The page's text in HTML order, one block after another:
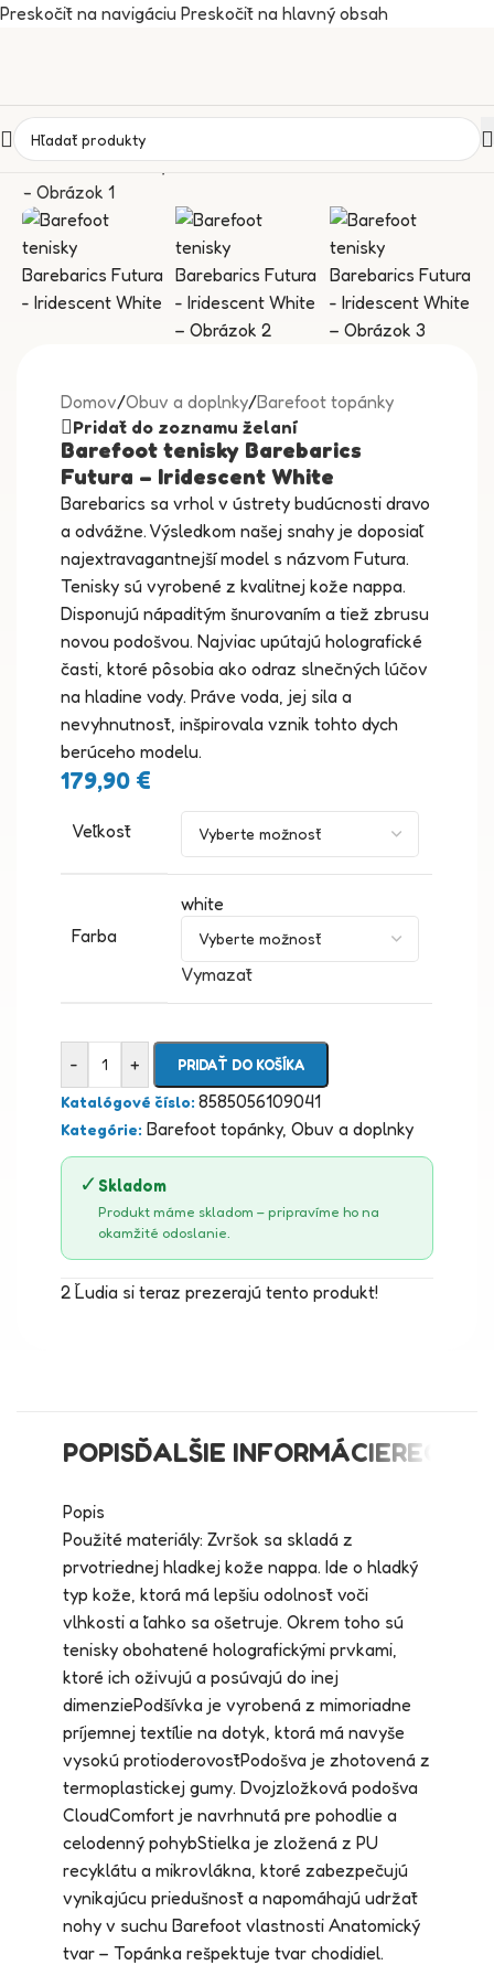
Preskočiť na navigáciu Preskočiť na hlavný obsah
Domov/Obuv a doplnky/Barefoot topánky
Pridať do zoznamu želaní
Barefoot tenisky Barebarics
Futura – Iridescent White
Barebarics sa vrhol v ústrety budúcnosti dravo
a odvážne. Výsledkom našej snahy je doposiaľ
najextravagantnejší model s názvom Futura.
Tenisky sú vyrobené z kvalitnej kože nappa.
Disponujú nápaditým šnurovaním a tiež zbrusu
novou podošvou. Najviac upútajú holografické
časti, ktoré pôsobia ako odraz slnečných lúčov
na hladine vody. Práve voda, jej sila a
nevyhnutnosť, inšpirovala vznik tohto dych
berúceho modelu.
179,90 €
Veľkosť
Farba
white
Vymazať
- + PRIDAŤ DO KOŠÍKA
Katalógové číslo: 8585056109041
Kategórie: Barefoot topánky, Obuv a doplnky
✓ Skladom
Produkt máme skladom – pripravíme ho na
okamžité odoslanie.
2 Ľudia si teraz prezerajú tento produkt!
POPISĎALŠIE INFORMÁCIE
Popis
Použité materiály: Zvršok sa skladá z
prvotriednej hladkej kože nappa. Ide o hladký
typ kože, ktorá má lepšiu odolnosť voči
vlhkosti a ľahko sa ošetruje. Okrem toho sú
tenisky obohatené holografickými prvkami,
ktoré ich oživujú a posúvajú do inej
dimenziePodšívka je vyrobená z mimoriadne
príjemnej textílie na dotyk, ktorá má navyše
vysokú protioderovosťPodošva je zhotovená z
termoplastickej gumy. Dvojzložková podošva
CloudComfort je navrhnutá pre pohodlie a
celodenný pohybStielka je zložená z PU
recyklátu a mikrovlákna, ktoré zabezpečujú
vynikajúcu priedušnosť a napomáhajú udržať
nohy v suchu Barefoot vlastnosti Anatomický
tvar – Topánka rešpektuje tvar chodidiel.